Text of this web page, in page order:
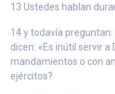
13 Ustedes hablan
14 y todavía
dicen: «Es inútil servir
mandamientos o con
ejércitos?